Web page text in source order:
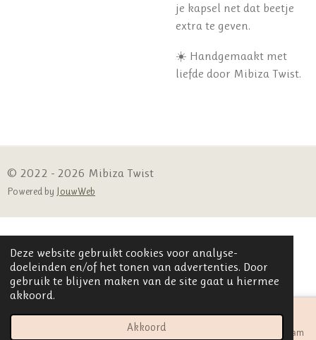
Deze website gebruikt cookies voor analyse-
doeleinden en/of het tonen van advertenties. Door
gebruik te blijven maken van de site gaat u hiermee
akkoord.
Akkoord
je kapsel net dat beetje
extra te geven.
☀️ Handgemaakt met
liefde door Mibiza Twist.
© 2022 - 2026 Mibiza Twist
Powered by JouwWeb
Kaart Instagram